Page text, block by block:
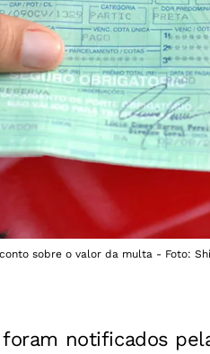
sobre o valor da multa - Foto:
notificados